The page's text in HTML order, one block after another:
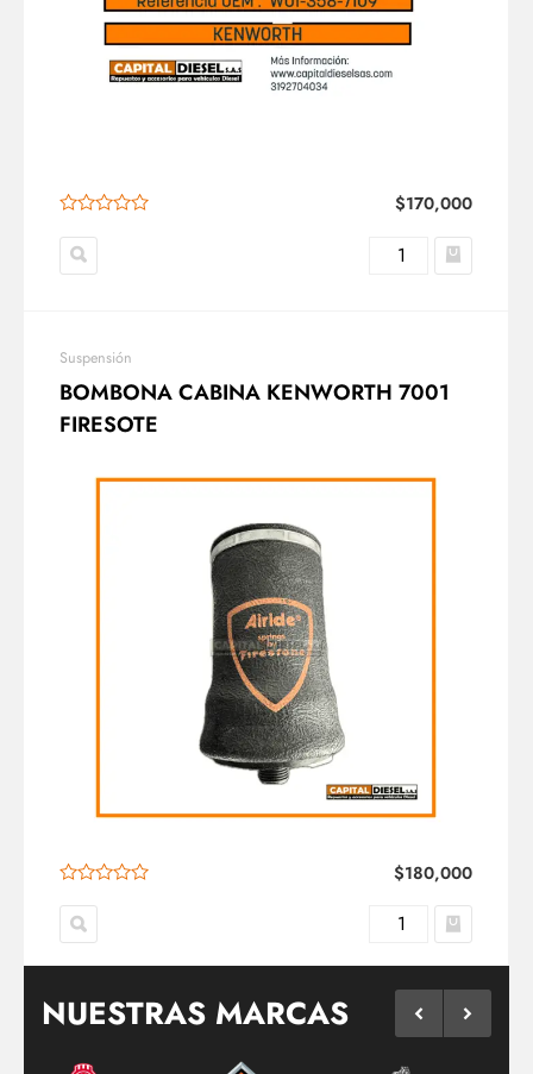
$170,000
Suspensión
BOMBONA CABINA KENWORTH 7001
FIRESOTE
$180,000
NUESTRAS MARCAS